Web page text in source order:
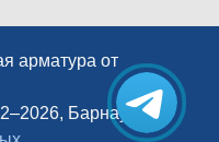
арматура от
Барнаул
|